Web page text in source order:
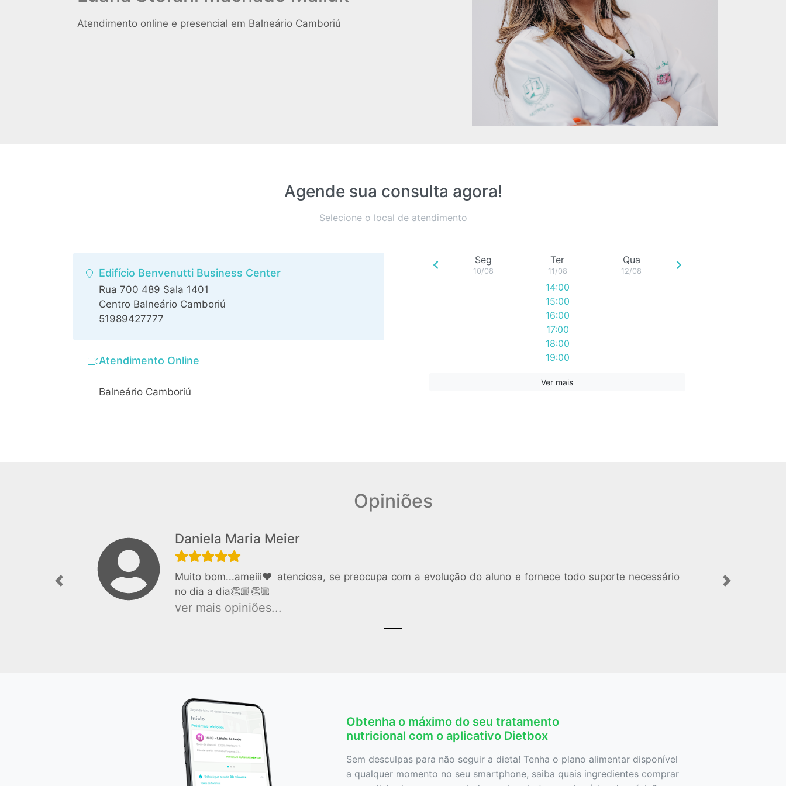
Atendimento online e presencial em Balneário Camboriú
Agende sua consulta agora!
Selecione o local de atendimento
Edifício Benvenutti Business Center
Rua 700 489 Sala 1401
Centro Balneário Camboriú
51989427777
Atendimento Online
Balneário Camboriú
Seg
10/08
Ter
11/08
14:00
15:00
16:00
17:00
18:00
19:00
Qua
12/08
Ver mais
Opiniões
Daniela Maria Meier
Muito bom...ameiii❤️ atenciosa, se preocupa com a evolução do aluno e fornece todo suporte necessário
no dia a dia👏🏼👏🏼
ver mais opiniões...
Previous Next
Obtenha o máximo do seu tratamento
nutricional com o aplicativo Dietbox
Sem desculpas para não seguir a dieta! Tenha o plano alimentar disponível
a qualquer momento no seu smartphone, saiba quais ingredientes comprar